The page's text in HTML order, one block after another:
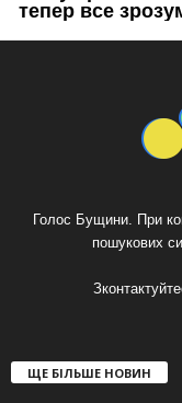
Голос Бущини. При
пошукових
ЩЕ БІЛЬШЕ НОВИН